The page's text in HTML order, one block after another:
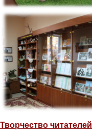
Творчество читателей